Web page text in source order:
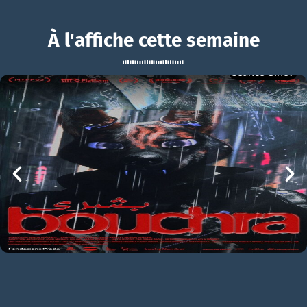
Avec ou sans enfants ?
Avec ou sans enfants ? Bande-annonce VF
À l'affiche cette semaine
BOUCHRA
mer 05/08
21h00